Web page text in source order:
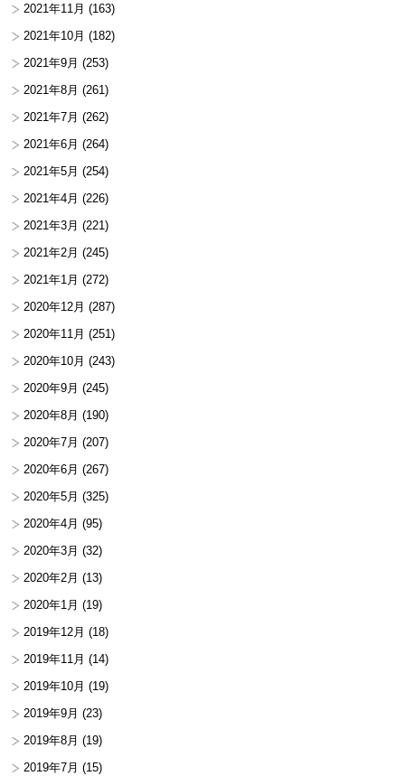
2021年11月 (163)
2021年10月 (182)
2021年9月 (253)
2021年8月 (261)
2021年7月 (262)
2021年6月 (264)
2021年5月 (254)
2021年4月 (226)
2021年3月 (221)
2021年2月 (245)
2021年1月 (272)
2020年12月 (287)
2020年11月 (251)
2020年10月 (243)
2020年9月 (245)
2020年8月 (190)
2020年7月 (207)
2020年6月 (267)
2020年5月 (325)
2020年4月 (95)
2020年3月 (32)
2020年2月 (13)
2020年1月 (19)
2019年12月 (18)
2019年11月 (14)
2019年10月 (19)
2019年9月 (23)
2019年8月 (19)
2019年7月 (15)